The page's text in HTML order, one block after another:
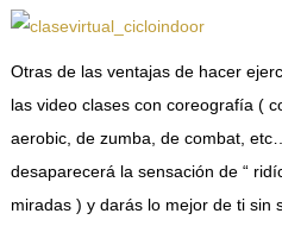
Otras de las ventajas de hacer
las video clases con coreografía (
aerobic, de zumba, de combat,
desaparecerá la sensación de “
miradas ) y darás lo mejor de ti sin